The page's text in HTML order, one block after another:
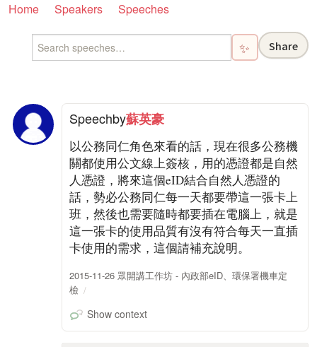
Home Speakers Speeches
✨ Share
Speechby蘇英豪
以公務同仁角色來看的話，現在很多公務機
關都使用公文線上簽核，用的憑證都是自然
人憑證，將來這個eID結合自然人憑證的
話，勢必公務同仁每一天都要帶這一張卡上
班，然後也需要隨時都要插在電腦上，就是
這一張卡的使用品質有沒有符合每天一直插
卡使用的需求，這個請補充說明。
2015-11-26 眾開講工作坊 - 內政部eID、環保署機車定
檢
Show context